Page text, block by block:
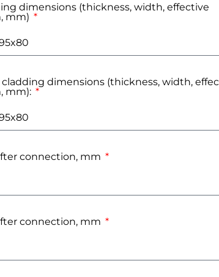
dimensions (thickness, width, effective
mm)
cladding dimensions (thickness, width,
mm):
connection, mm
connection, mm